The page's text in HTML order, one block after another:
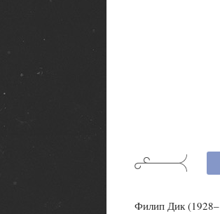
Филип Дик (1928–